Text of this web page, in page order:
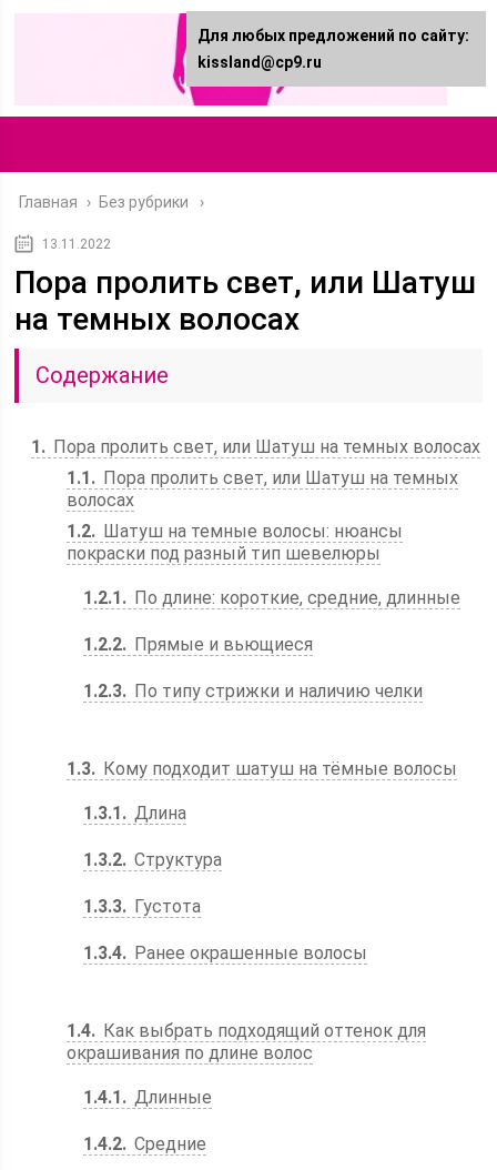
Главная › Без рубрики
13.11.2022
Пора пролить свет, или Шатуш
на темных волосах
Содержание
1
Пора пролить свет, или Шатуш на темных волосах
1.1
Пора пролить свет, или Шатуш на темных
волосах
1.2
Шатуш на темные волосы: нюансы
покраски под разный тип шевелюры
1.2.1 По длине: короткие, средние, длинные
1.2.2 Прямые и вьющиеся
1.2.3 По типу стрижки и наличию челки
1.3 Кому подходит шатуш на тёмные волосы
1.3.1 Длина
1.3.2 Структура
1.3.3 Густота
1.3.4 Ранее окрашенные волосы
1.4
Как выбрать подходящий оттенок для
окрашивания по длине волос
1.4.1 Длинные
1.4.2 Средние
Для любых предложений по сайту:
kissland@cp9.ru